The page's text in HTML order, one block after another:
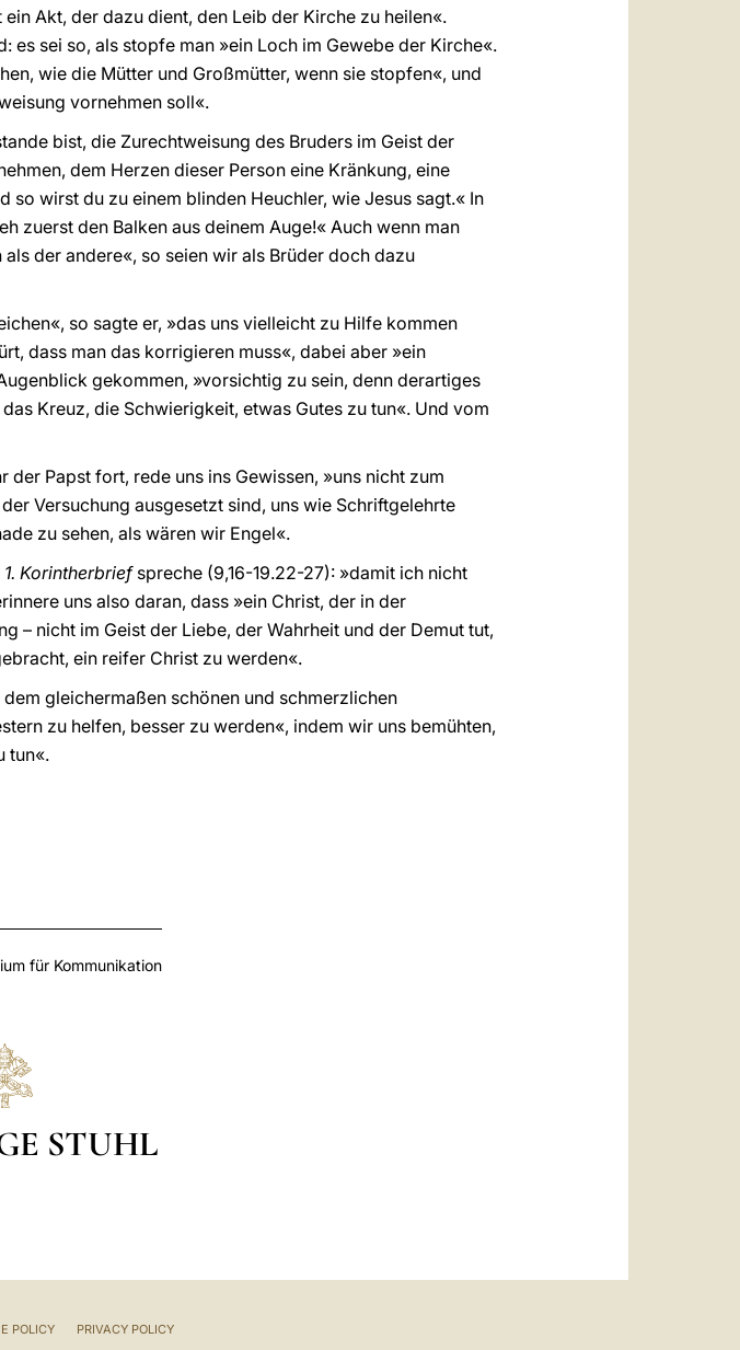
Akt, der dazu dient, den Leib der Kirche zu heilen«.
sei so, als stopfe man »ein Loch im Gewebe der Kirche«.
wie die Mütter und Großmütter, wenn sie stopfen«, und
vornehmen soll«.
bist, die Zurechtweisung des Bruders im Geist der
dem Herzen dieser Person eine Kränkung, eine
wirst du zu einem blinden Heuchler, wie Jesus sagt.« In
zuerst den Balken aus deinem Auge!« Auch wenn man
der andere«, so seien wir als Brüder doch dazu
so sagte er, »das uns vielleicht zu Hilfe kommen
dass man das korrigieren muss«, dabei aber »ein
gekommen, »vorsichtig zu sein, denn derartiges
Kreuz, die Schwierigkeit, etwas Gutes zu tun«. Und vom
Papst fort, rede uns ins Gewissen, »uns nicht zum
Versuchung ausgesetzt sind, uns wie Schriftgelehrte
zu sehen, als wären wir Engel«.
1. Korintherbrief spreche (9,16-19.22-27): »damit ich nicht
uns also daran, dass »ein Christ, der in der
– nicht im Geist der Liebe, der Wahrheit und der Demut tut,
ein reifer Christ zu werden«.
gleichermaßen schönen und schmerzlichen
zu helfen, besser zu werden«, indem wir uns bemühten,
tun«.
für Kommunikation
STUHL
POLICY PRIVACY POLICY